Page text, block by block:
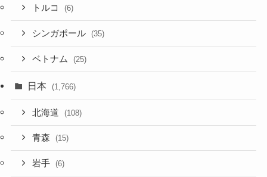
トルコ (6)
シンガポール (35)
ベトナム (25)
日本 (1,766)
北海道 (108)
青森 (15)
岩手 (6)